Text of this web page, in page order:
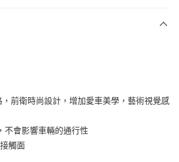
彰化商業銀行
兆豐國際商業銀行
前衛時尚設計，增加愛車美學，藝術視覺感
不會影響車輛的通行性
觸面